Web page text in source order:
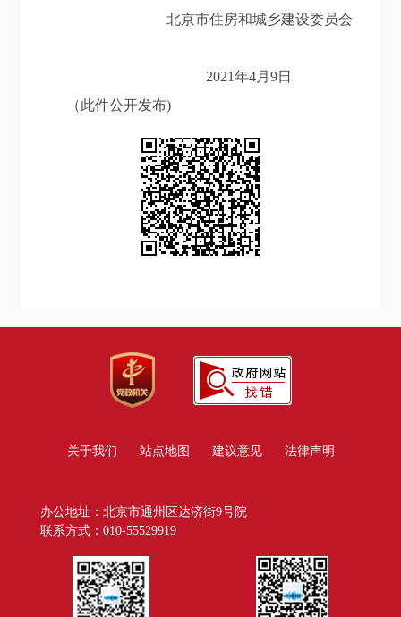
北京市住房和城乡建设委员会
2021年4月9日
（此件公开发布)
关于我们 站点地图 建议意见 法律声明
办公地址：北京市通州区达济街9号院
联系方式：010-55529919